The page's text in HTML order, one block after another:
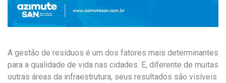
A gestão de resíduos é um dos fatores mais determinantes
para a qualidade de vida nas cidades. E, diferente de muitas
outras áreas da infraestrutura, seus resultados são visíveis